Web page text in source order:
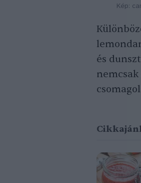
Kép:
és
nemcsak